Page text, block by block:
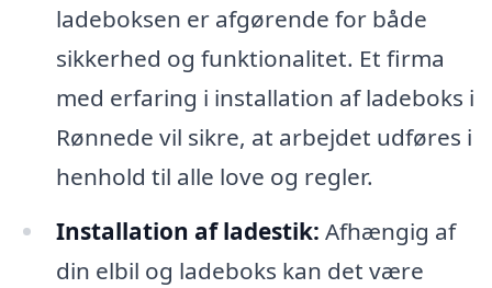
ladeboksen er afgørende for både
sikkerhed og funktionalitet. Et firma
med erfaring i installation af ladeboks i
Rønnede vil sikre, at arbejdet udføres i
henhold til alle love og regler.
Installation af ladestik: Afhængig af
din elbil og ladeboks kan det være